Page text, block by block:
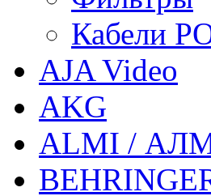
Кабели
AJA Video
AKG
ALMI /